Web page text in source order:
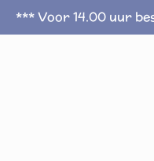
*** Voor 14.00 uur